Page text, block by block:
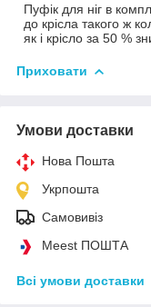
Пуфік для ніг в
до крісла такого ж
як і крісло за 50 %
Приховати
Умови доставки
Нова Пошта
Укрпошта
Самовивіз
Meest ПОШТА
Всі умови доставки